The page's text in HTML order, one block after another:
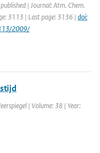
| Journal: Atm. Chem.
3113 | Last page: 3136 | doi:
2009/
| Volume: 38 | Year: